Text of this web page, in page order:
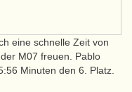
eine schnelle Zeit von
M07 freuen. Pablo
Minuten den 6. Platz.